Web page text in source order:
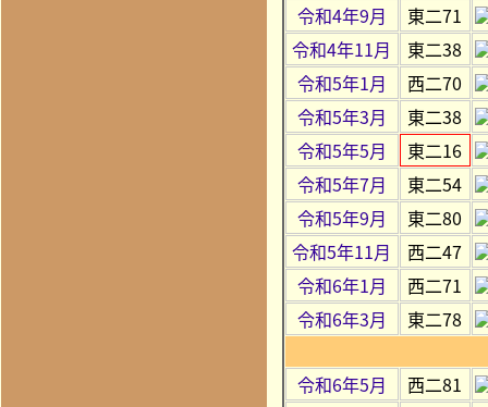
令和4年9月
東二71
令和4年11月
東二38
令和5年1月
西二70
令和5年3月
東二38
令和5年5月
東二16
令和5年7月
東二54
令和5年9月
東二80
令和5年11月
西二47
令和6年1月
西二71
令和6年3月
東二78
令和6年5月
西二81